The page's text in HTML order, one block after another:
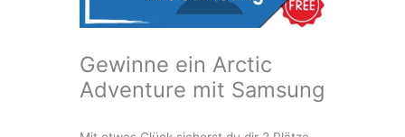
Gewinne ein Arctic
Adventure mit Samsung